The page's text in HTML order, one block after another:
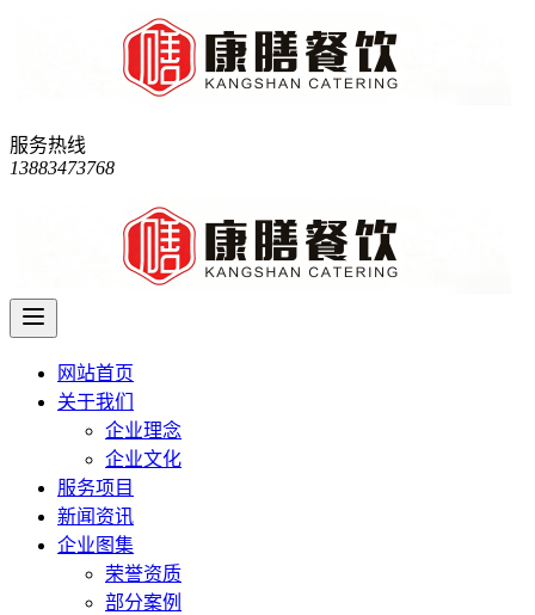
服务热线
13883473768
网站首页
关于我们
企业理念
企业文化
服务项目
新闻资讯
企业图集
荣誉资质
部分案例